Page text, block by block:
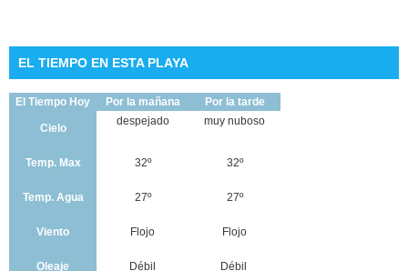
EL TIEMPO EN ESTA PLAYA
El Tiempo Hoy Por la mañana Por la tarde
Cielo
despejado muy nuboso
Temp. Max 32º 32º
Temp. Agua 27º 27º
Viento Flojo Flojo
Oleaje Débil Débil